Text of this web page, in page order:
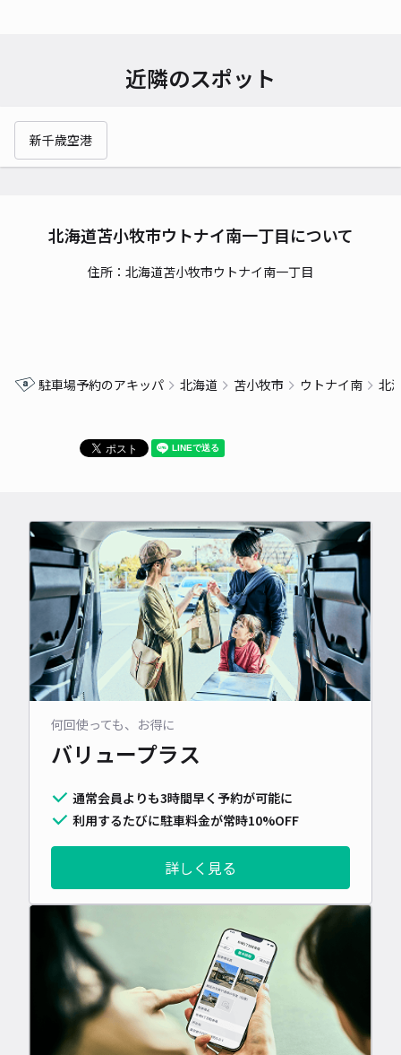
近隣のスポット
新千歳空港
北海道苫小牧市ウトナイ南一丁目について
住所：北海道苫小牧市ウトナイ南一丁目
駐車場予約のアキッパ 北海道 苫小牧市 ウトナイ南 北
何回使っても、お得に
バリュープラス
通常会員よりも3時間早く予約が可能に
利用するたびに駐車料金が常時10%OFF
詳しく見る